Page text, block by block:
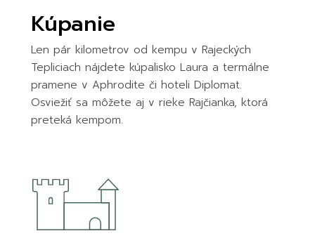
Kúpanie
Len pár kilometrov od kempu v Rajeckých
Tepliciach nájdete kúpalisko Laura a termálne
pramene v Aphrodite či hoteli Diplomat.
Osviežiť sa môžete aj v rieke Rajčianka, ktorá
preteká kempom.